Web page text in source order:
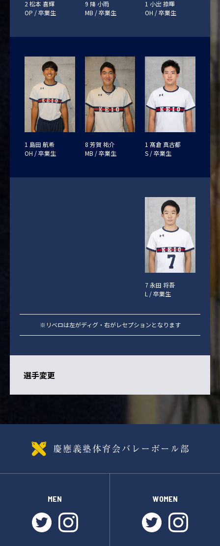
2 松本 喜輝
OP / 卒業生
9 降 小雨
MB / 卒業生
1 小出 捺暉
OH / 卒業生
1 島田 航希
OH / 卒業生
8 芳賀 祐介
MB / 卒業生
1 髙倉 真古都
S / 卒業生
7 永田 将吾
L / 卒業生
※リベロは左がディグ・右がレセプションとなります
選手変更
MEN
twitterinstagram
WOMEN
twitter